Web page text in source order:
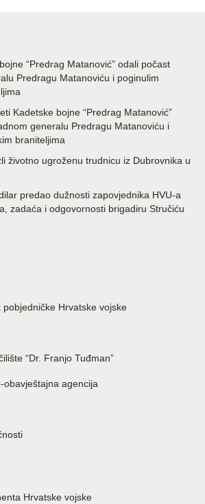
“Predrag Matanović” odali počast
Predragu Matanoviću i poginulim
Kadetske bojne “Predrag Matanović”
generalu Predragu Matanoviću i
braniteljima
životno ugroženu trudnicu iz Dubrovnika u
predao dužnosti zapovjednika HVU-a
zadaća i odgovornosti brigadiru Stručiću
pobjedničke Hrvatske vojske
“Dr. Franjo Tuđman”
obavještajna agencija
Hrvatske vojske